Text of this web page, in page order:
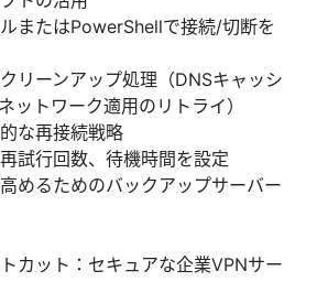
またはPowerShellで接続/切断を
リーンアップ処理（DNSキャッシ
ットワーク適用のリトライ）
な再接続戦略
試行回数、待機時間を設定
めるためのバックアップサーバー
カット：セキュアな企業VPNサー